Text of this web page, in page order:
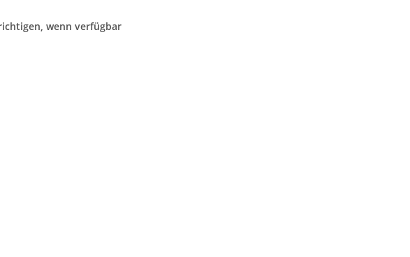
wenn verfügbar